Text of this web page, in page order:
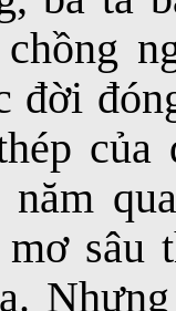
chồng
đời
năm
sâu